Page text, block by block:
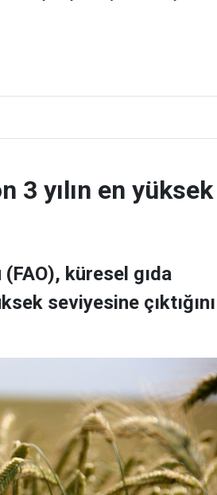
3 yılın en yüksek
küresel gıda
seviyesine çıktığını